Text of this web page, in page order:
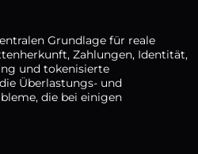
Grundlage für reale
Zahlungen, Identität,
und tokenisierte
Überlastungs- und
die bei einigen